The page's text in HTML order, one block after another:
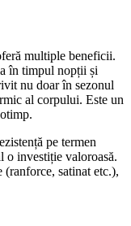
multiple beneficii.
în timpul nopții și
nu doar în sezonul
al corpului. Este un
pe termen
o investiție valoroasă.
satinat etc.),